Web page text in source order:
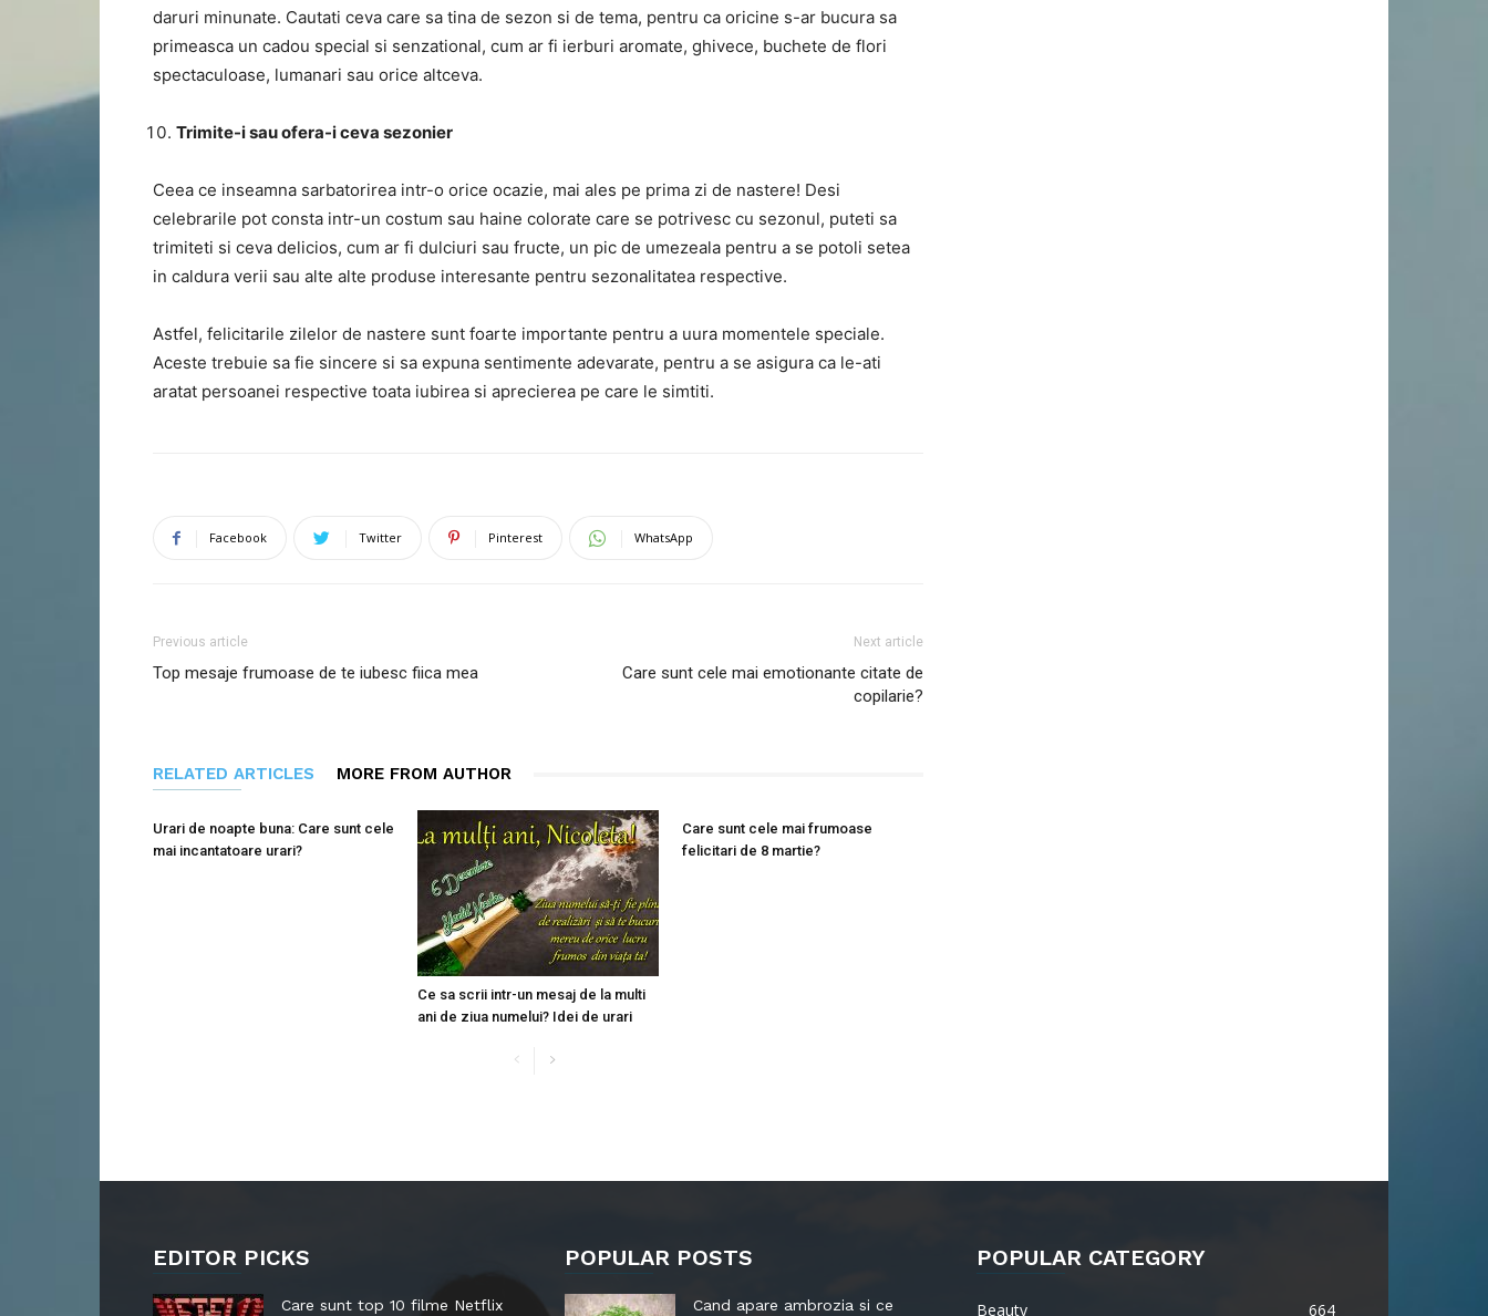
daruri minunate. Cautati ceva care sa tina de sezon si de tema, pentru ca oricine s-ar bucura sa
primeasca un cadou special si senzational, cum ar fi ierburi aromate, ghivece, buchete de flori
spectaculoase, lumanari sau orice altceva.
Trimite-i sau ofera-i ceva sezonier
Ceea ce inseamna sarbatorirea intr-o orice ocazie, mai ales pe prima zi de nastere! Desi
celebrarile pot consta intr-un costum sau haine colorate care se potrivesc cu sezonul, puteti sa
trimiteti si ceva delicios, cum ar fi dulciuri sau fructe, un pic de umezeala pentru a se potoli setea
in caldura verii sau alte alte produse interesante pentru sezonalitatea respective.
Astfel, felicitarile zilelor de nastere sunt foarte importante pentru a uura momentele speciale.
Aceste trebuie sa fie sincere si sa expuna sentimente adevarate, pentru a se asigura ca le-ati
aratat persoanei respective toata iubirea si aprecierea pe care le simtiti.
Facebook Twitter Pinterest WhatsApp
Previous article
Top mesaje frumoase de te iubesc fiica mea
Next article
Care sunt cele mai emotionante citate de
copilarie?
RELATED ARTICLES MORE FROM AUTHOR
Urari de noapte buna: Care sunt cele
mai incantatoare urari?
Ce sa scrii intr-un mesaj de la multi
ani de ziua numelui? Idei de urari
Care sunt cele mai frumoase
felicitari de 8 martie?
EDITOR PICKS
Care sunt top 10 filme Netflix
POPULAR POSTS
Cand apare ambrozia si ce
POPULAR CATEGORY
Beauty 664